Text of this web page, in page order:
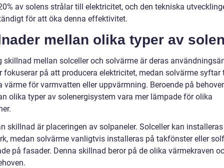
av solens strålar till elektricitet, och den tekniska
för att öka denna effektivitet.
mellan olika typer av
skillnad mellan solceller och solvärme är deras
fokuserar på att producera elektricitet, medan solvärme syftar
värme för varmvatten eller uppvärmning. Beroende på
olika typer av solenergisystem vara mer lämpade för olika
skillnad är placeringen av solpaneler. Solceller kan
medan solvärme vanligtvis installeras på takfönster eller
på fasader. Denna skillnad beror på de olika värmekraven